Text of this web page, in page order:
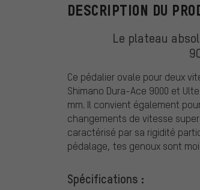
DESCRIPTION DU
Le plateau
Ce pédalier ovale pour deux
Shimano Dura-Ace 9000 et
mm. Il convient également
changements de vitesse
caractérisé par sa rigidité
pédalage, tes genoux sont
Spécifications :